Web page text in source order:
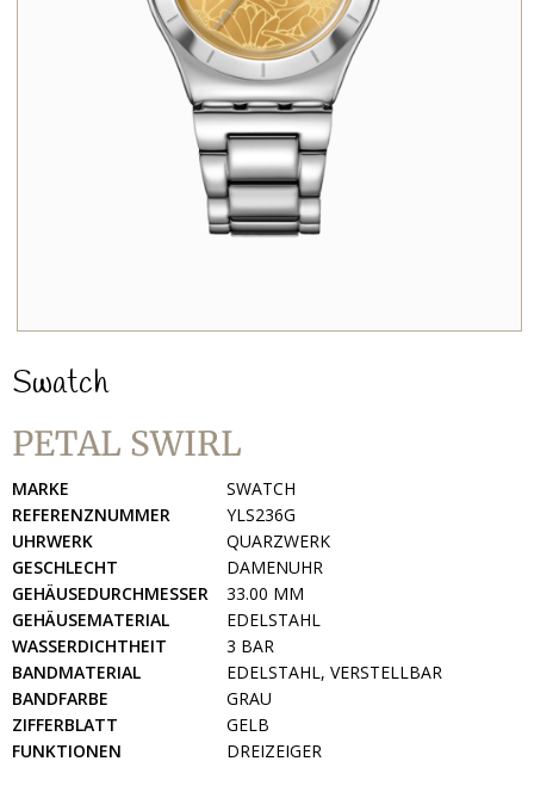
Swatch
PETAL SWIRL
MARKE
SWATCH
REFERENZNUMMER
YLS236G
UHRWERK
QUARZWERK
GESCHLECHT
DAMENUHR
GEHÄUSEDURCHMESSER
33.00 MM
GEHÄUSEMATERIAL
EDELSTAHL
WASSERDICHTHEIT
3 BAR
BANDMATERIAL
EDELSTAHL, VERSTELLBAR
BANDFARBE
GRAU
ZIFFERBLATT
GELB
FUNKTIONEN
DREIZEIGER